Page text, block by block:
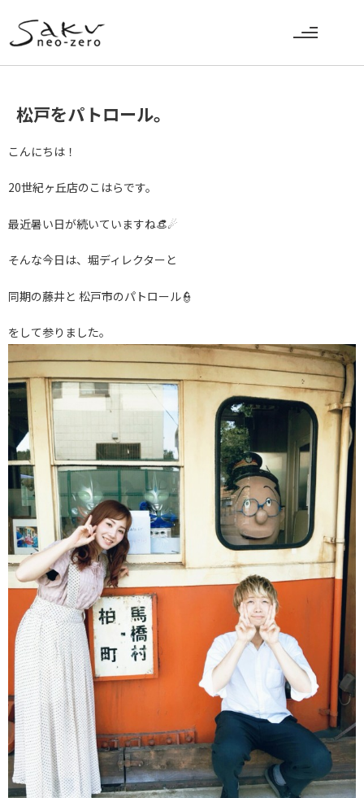
松戸をパトロール。
こんにちは！
20世紀ヶ丘店のこはらです。
最近暑い日が続いていますね👒☄
そんな今日は、堀ディレクターと
同期の藤井と 松戸市のパトロール👮
をして参りました。